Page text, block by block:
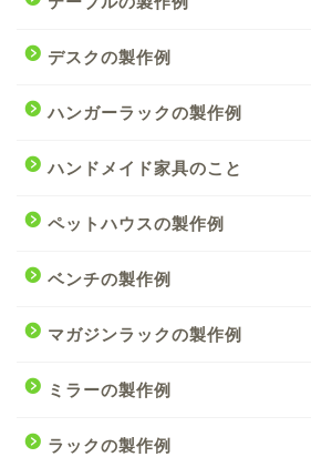
デスクの製作例
ハンガーラックの製作例
ハンドメイド家具のこと
ペットハウスの製作例
ベンチの製作例
マガジンラックの製作例
ミラーの製作例
ラックの製作例